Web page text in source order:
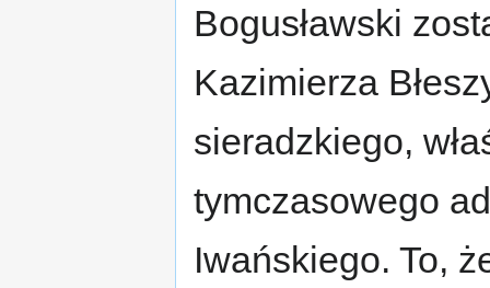
Bogusławski
Kazimierza
sieradzkiego,
tymczasowego
Iwańskiego. To,